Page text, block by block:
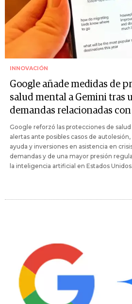
INNOVACIÓN
Google añade medidas de
salud mental a Gemini tras
demandas relacionadas
Google reforzó las protecciones de
alertas ante posibles casos de
ayuda y inversiones en asistencia en
demandas y de una mayor presión
la inteligencia artificial en Estados Unidos.